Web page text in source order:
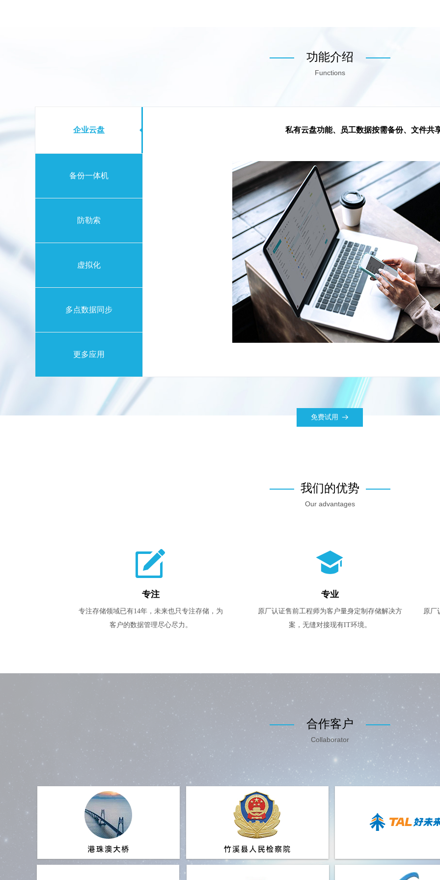
功能介绍
Functions
企业云盘
备份一体机
防勒索
虚拟化
多点数据同步
更多应用
私有云盘功能、员工数据按需备份、文件共
我们的优势
Our advantages
合作客户
Collaborator
专注
专注存储领域已有14年，未来也只专注存储，为
客户的数据管理尽心尽力。
녁 넉
专业
原厂认证售前工程师为客户量身定制存储解决方
案，无缝对接现有IT环境。
原厂
免费试用 뀠